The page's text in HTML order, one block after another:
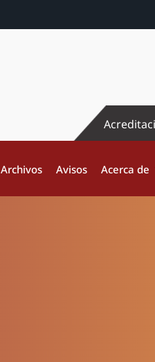
Archivos Avisos Acerca de